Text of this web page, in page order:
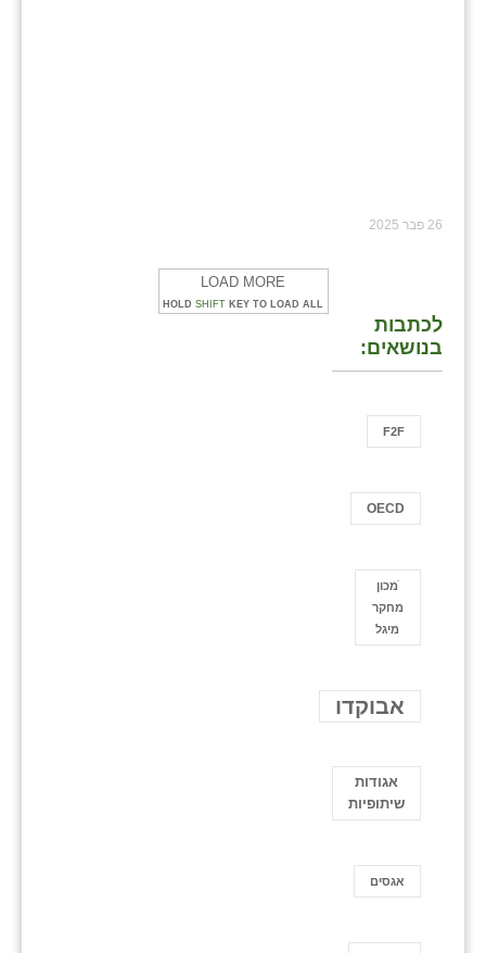
26 פבר 2025
LOAD MORE
HOLD SHIFT KEY TO LOAD ALL
לכתבות
בנושאים:
F2F
OECD
ֿמכון
מחקר
מיגל
אבוקדו
אגודות
שיתופיות
אגסים